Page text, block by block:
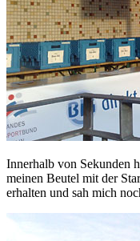
Innerhalb von Sekunden
meinen Beutel mit der
erhalten und sah mich